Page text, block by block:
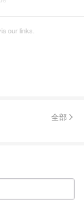
our links.
全部